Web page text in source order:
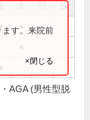
祝
●
す。来院前
×閉じる
AGA (男性型脱